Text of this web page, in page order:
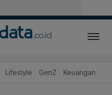
Lifestyle GenZ Keuangan